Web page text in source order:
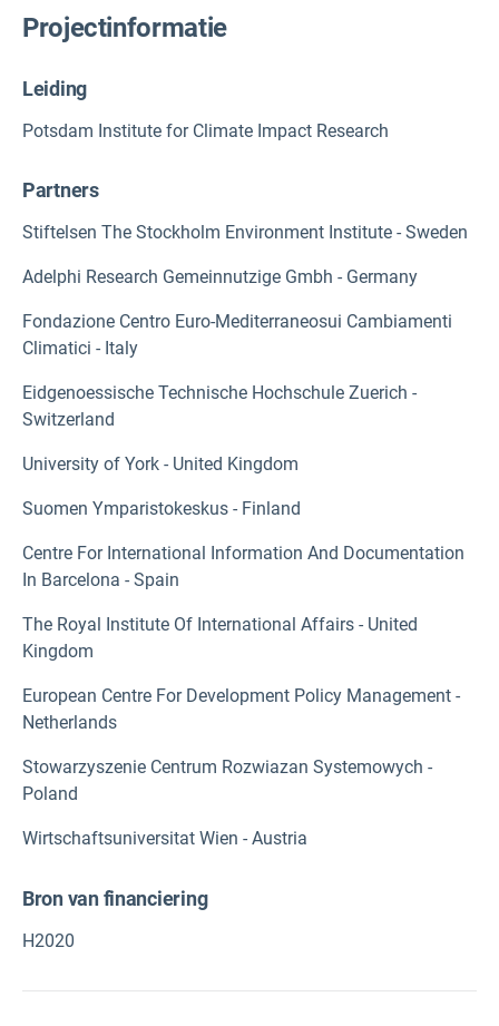
Projectinformatie
Leiding
Potsdam Institute for Climate Impact Research
Partners
Stiftelsen The Stockholm Environment Institute - Sweden
Adelphi Research Gemeinnutzige Gmbh - Germany
Fondazione Centro Euro-Mediterraneosui Cambiamenti
Climatici - Italy
Eidgenoessische Technische Hochschule Zuerich -
Switzerland
University of York - United Kingdom
Suomen Ymparistokeskus - Finland
Centre For International Information And Documentation
In Barcelona - Spain
The Royal Institute Of International Affairs - United
Kingdom
European Centre For Development Policy Management -
Netherlands
Stowarzyszenie Centrum Rozwiazan Systemowych -
Poland
Wirtschaftsuniversitat Wien - Austria
Bron van financiering
H2020